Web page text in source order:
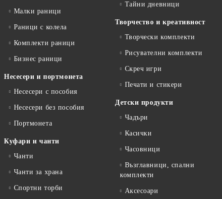
Малки раници
Раници с колела
Комплекти раници
Бизнес раници
Несесери и портмонета
Несесери с пособия
Несесери без пособия
Портмонета
Куфари и чанти
Чанти
Чанти за храна
Спортни торби
Тайни дневници
Творчество и креативност
Творчески комплекти
Рисувателни комплекти
Скреч игри
Печати и стикери
Детски продукти
Чадъри
Касички
Часовници
Възглавници, спални
комплекти
Аксесоари